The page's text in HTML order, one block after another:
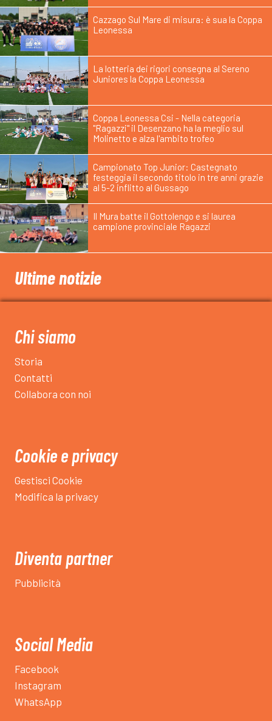
Cazzago Sul Mare di misura: è sua la Coppa
Leonessa
La lotteria dei rigori consegna al Sereno
Juniores la Coppa Leonessa
Coppa Leonessa Csi - Nella categoria
"Ragazzi" il Desenzano ha la meglio sul
Molinetto e alza l'ambito trofeo
Campionato Top Junior: Castegnato
festeggia il secondo titolo in tre anni grazie
al 5-2 inflitto al Gussago
Il Mura batte il Gottolengo e si laurea
campione provinciale Ragazzi
Ultime notizie
Chi siamo
Storia
Contatti
Collabora con noi
Cookie e privacy
Gestisci Cookie
Modifica la privacy
Diventa partner
Pubblicità
Social Media
Facebook
Instagram
WhatsApp